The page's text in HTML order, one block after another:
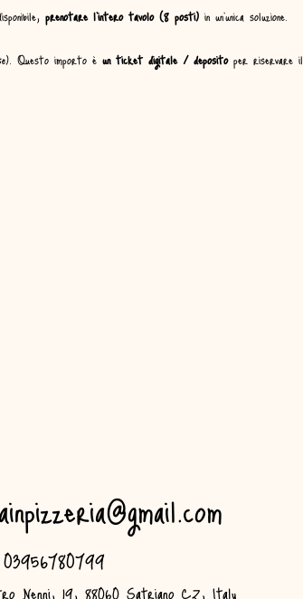
prenotare l’intero tavolo (8 posti) in un’unica soluzione.
). Questo importo è un ticket digitale / deposito per riservare il
Nenni, 19, 88060 Satriano CZ, Italy